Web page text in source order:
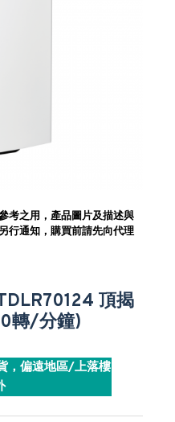
考之用，產品圖片及描述與
行通知，購買前請先向代理
頂揭
轉/分鐘)
，偏遠地區/上落樓